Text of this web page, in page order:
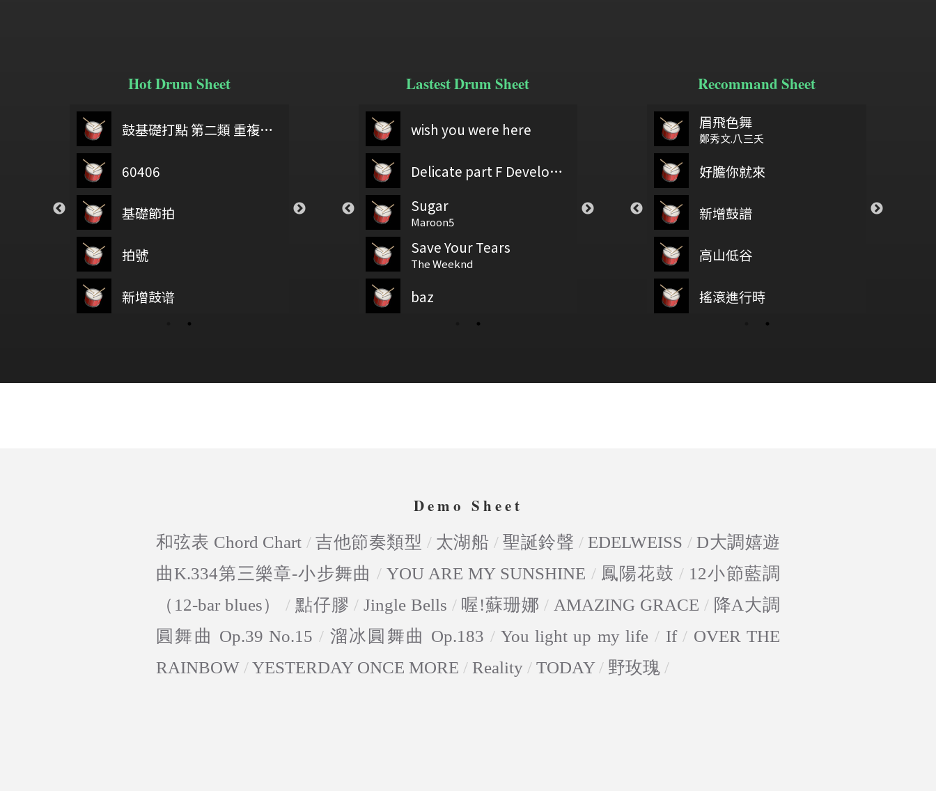
Hot Drum Sheet
鼓基礎打點 第二類 重複打點 : DIDDLE RUDIMENTS
60406
基礎節拍
拍號
新增鼓谱
60403黃億展
test
新增鼓譜
鼓基礎打點 第二類 重複打點 : DIDDLE RUDIMENTS
60406
基礎節拍
Lastest Drum Sheet
were here
Delicate part F Development 2
6/18 wish you were here
Delicate part F Development 2
Sugar
Maroon5
Save Your Tears
The Weeknd
baz
給自己機會
Closer
The Chainsmokers
Novelbright
wish you were here
Sugar
Recommand Sheet
新增鼓譜
魚
狗勾-粗大band
在這個年代，我們不浪漫
眉飛色舞
鄭秀文.八三夭
好膽你就來
新增鼓譜
高山低谷
搖滾進行時
Demo Sheet
和弦表 Chord Chart /吉他節奏類型 / 太湖船 /聖誕鈴聲 /EDELWEISS /D大調嬉遊
曲K.334第三樂章-小步舞曲 / YOU ARE MY SUNSHINE / 鳳陽花鼓 / 12小節藍調
（12-bar blues）
/ 點仔膠 / Jingle Bells / 喔!蘇珊娜 / AMAZING GRACE / 降A大調
圓舞曲 Op.39 No.15 / 溜冰圓舞曲 Op.183 / You light up my life / If/ OVER THE
RAINBOW /YESTERDAY ONCE MORE / Reality / TODAY/ 野玫瑰 /